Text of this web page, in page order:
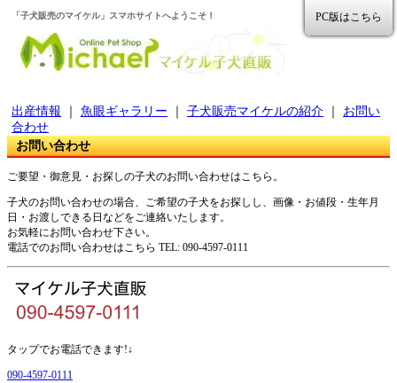
「子犬販売のマイケル」スマホサイトへようこそ！ PC版はこちら
出産情報 魚眼ギャラリー 子犬販売マイケルの紹介
お問い
合わせ
お問い合わせ
ご要望・御意見・お探しの子犬のお問い合わせはこちら。
子犬のお問い合わせの場合、ご希望の子犬をお探しし、画像・お値段・生年月
日・お渡しできる日などをご連絡いたします。
お気軽にお問い合わせ下さい。
電話でのお問い合わせはこちら TEL: 090-4597-0111
タップでお電話できます!↓
090-4597-0111